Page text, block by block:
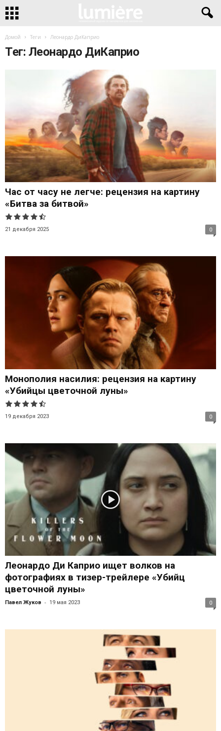
Домой Теги Леонардо ДиКаприо
Тег: Леонардо ДиКаприо
Час от часу не легче: рецензия на картину
«Битва за битвой»
21 декабря 2025 0
Монополия насилия: рецензия на картину
«Убийцы цветочной луны»
19 декабря 2023 0
Леонардо Ди Каприо ищет волков на
фотографиях в тизер-трейлере «Убийц
цветочной луны»
Павел Жуков - 19 мая 2023 0